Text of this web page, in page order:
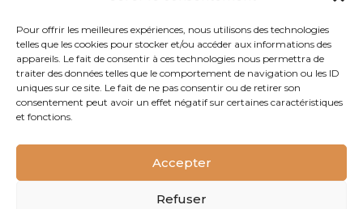
Pour offrir les meilleures expériences, nous utilisons des technologies
telles que les cookies pour stocker et/ou accéder aux informations des
appareils. Le fait de consentir à ces technologies nous permettra de
traiter des données telles que le comportement de navigation ou les ID
uniques sur ce site. Le fait de ne pas consentir ou de retirer son
consentement peut avoir un effet négatif sur certaines caractéristiques
et fonctions.
Accepter
Refuser
Rédaction, photos et corrections : habitants et
associations du quartier
Mentions légales